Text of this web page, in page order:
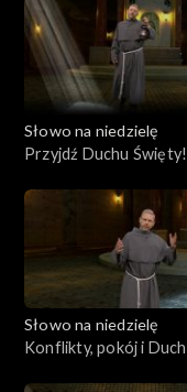
Słowo na niedzielę
Przyjdź Duchu Święty!
Słowo na niedzielę
Konflikty, pokój i Duch